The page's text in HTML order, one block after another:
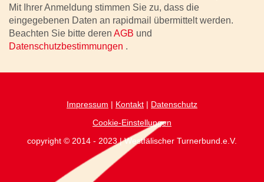
Mit Ihrer Anmeldung stimmen Sie zu, dass die
eingegebenen Daten an rapidmail übermittelt werden.
Beachten Sie bitte deren AGB und
Datenschutzbestimmungen .
Impressum | Kontakt | Datenschutz
Cookie-Einstellungen
copyright © 2014 - 2023 | Westfälischer Turnerbund.e.V.